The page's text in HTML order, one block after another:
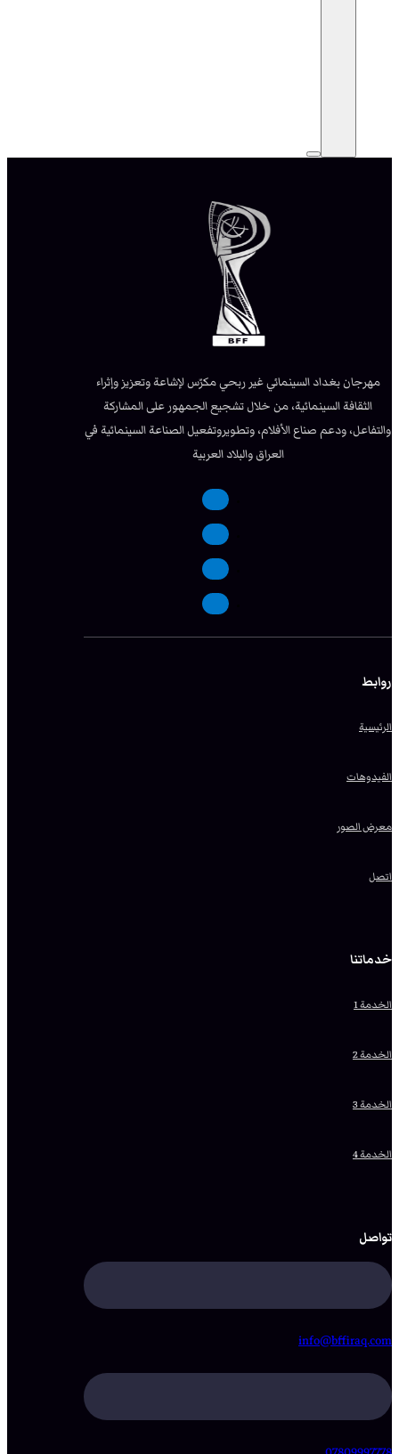
مهرجان بغداد السينمائي غير ربحي مكرّس لإشاعة وتعزيز وإثراء
الثقافة السينمائية، من خلال تشجيع الجمهور على المشاركة
والتفاعل، ودعم صناع الأفلام، وتطويروتفعيل الصناعة السينمائية في
العراق والبلاد العربية
روابط
الرئيسية
الفيدوهات
معرض الصور
اتصل
خدماتنا
الخدمة 1
الخدمة 2
الخدمة 3
الخدمة 4
تواصل
info@bffiraq.com